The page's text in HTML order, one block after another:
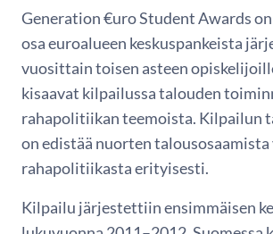
Generation €uro Student Awards
osa euroalueen keskuspankeista
vuosittain toisen asteen
kisaavat kilpailussa talouden
rahapolitiikan teemoista. Kilpailun
on edistää nuorten talousosaamista
rahapolitiikasta erityisesti.
Kilpailu järjestettiin ensimmäisen